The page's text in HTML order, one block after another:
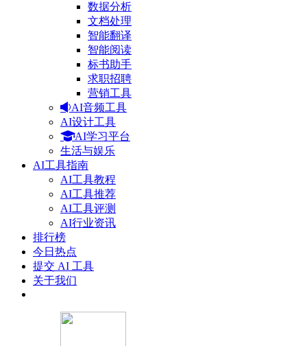
数据分析
文档处理
智能翻译
智能阅读
标书助手
求职招聘
营销工具
AI音频工具
AI设计工具
AI学习平台
生活与娱乐
AI工具指南
AI工具教程
AI工具推荐
AI工具评测
AI行业资讯
排行榜
今日热点
提交 AI 工具
关于我们